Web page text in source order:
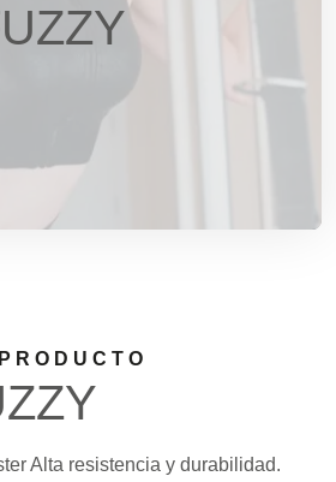
Alta resistencia y durabilidad.